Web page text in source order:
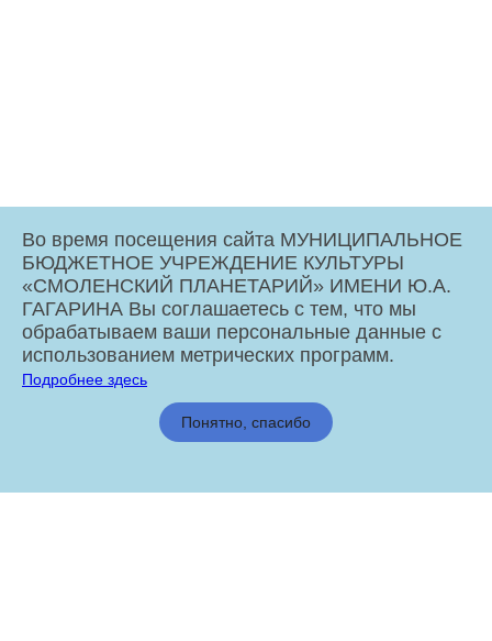
МБУК «Смоленский Планетарий» имени Ю.А. Гагарина © 2026
Администрация города Смоленска
Во время посещения сайта МУНИЦИПАЛЬНОЕ
БЮДЖЕТНОЕ УЧРЕЖДЕНИЕ КУЛЬТУРЫ
«СМОЛЕНСКИЙ ПЛАНЕТАРИЙ» ИМЕНИ Ю.А.
ГАГАРИНА Вы соглашаетесь с тем, что мы
обрабатываем ваши персональные данные с
использованием метрических программ.
Подробнее здесь
Понятно, спасибо